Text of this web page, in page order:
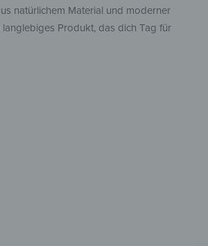
natürlichem Material und moderner
langlebiges Produkt, das dich Tag für